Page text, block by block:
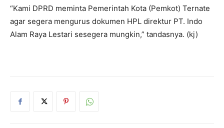
“Kami DPRD meminta Pemerintah Kota (Pemkot) Ternate
agar segera mengurus dokumen HPL direktur PT. Indo
Alam Raya Lestari sesegera mungkin,” tandasnya. (kj)